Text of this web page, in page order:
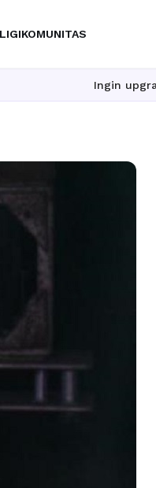
KOMUNITAS
Ingin upgrade skill